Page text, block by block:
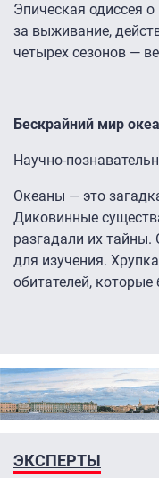
Эпическая одиссея
за выживание,
четырех сезонов —
Бескрайний мир
Научно-
Океаны — это
Диковинные
разгадали их тайны.
для изучения.
обитателей,
ЭКСПЕРТЫ